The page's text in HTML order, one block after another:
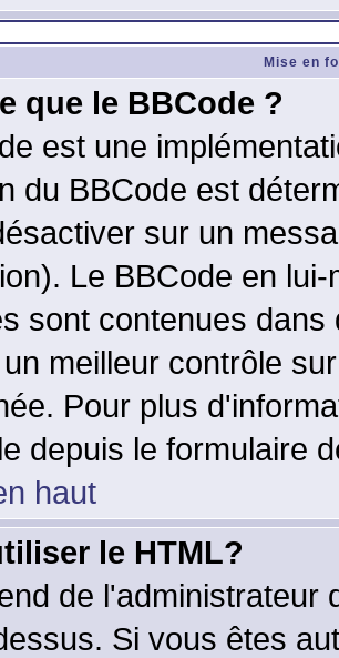
Mise en
que le BBCode ?
est une
du BBCode est
sur un
Le BBCode en
sont contenues
meilleur contrôle
Pour plus
depuis le formulaire
haut
le HTML?
de l'administrateur
Si vous êtes